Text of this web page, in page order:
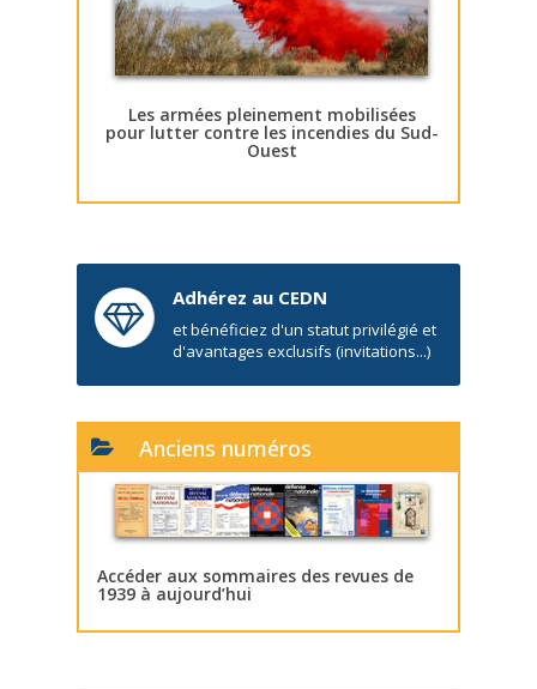
Les armées pleinement mobilisées
pour lutter contre les incendies du Sud-
Ouest
Adhérez au CEDN
et bénéficiez d'un statut privilégié et
d'avantages exclusifs (invitations...)
Anciens numéros
Accéder aux sommaires des revues de
1939 à aujourd’hui